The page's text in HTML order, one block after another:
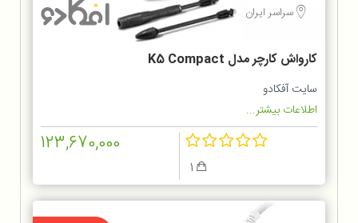
سراسر ایران
کارواش کارچر مدل K5 Compact
سایت آفکادو
اطلاعات بیشتر...
123,670,000